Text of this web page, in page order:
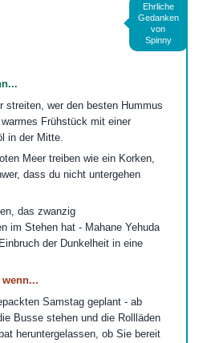
Ehrliche
Gedanken
von
Spinny
streiten, wer den besten Hummus
Frühstück mit einer
in der Mitte.
Meer treiben wie ein Korken,
dass du nicht untergehen
das zwanzig
im Stehen hat - Mahane Yehuda
der Dunkelheit in eine
Samstag geplant - ab
Busse stehen und die Rollläden
heruntergelassen, ob Sie bereit